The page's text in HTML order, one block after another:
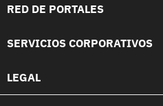
RED DE PORTALES
SERVICIOS CORPORATIVOS
LEGAL